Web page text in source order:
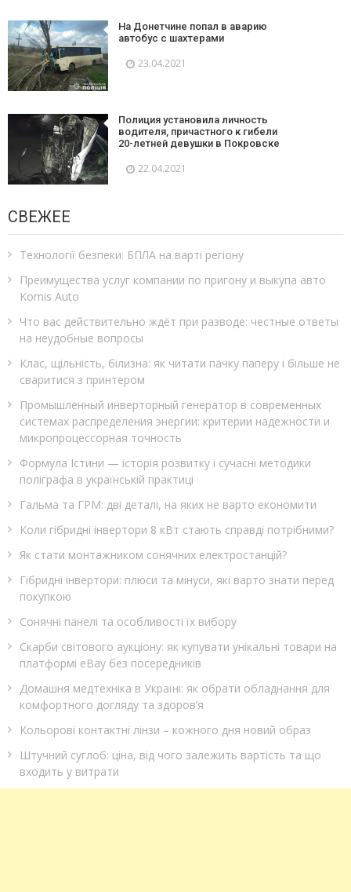
На Донетчине попал в аварию
автобус с шахтерами
23.04.2021
Полиция установила личность
водителя, причастного к гибели
20-летней девушки в Покровске
22.04.2021
СВЕЖЕЕ
Технології безпеки: БПЛА на варті регіону
Преимущества услуг компании по пригону и выкупа авто
Komis Auto
Что вас действительно ждёт при разводе: честные ответы
на неудобные вопросы
Клас, щільність, білизна: як читати пачку паперу і більше не
сваритися з принтером
Промышленный инверторный генератор в современных
системах распределения энергии: критерии надежности и
микропроцессорная точность
Формула Істини — історія розвитку і сучасні методики
поліграфа в українській практиці
Гальма та ГРМ: дві деталі, на яких не варто економити
Коли гібридні інвертори 8 кВт стають справді потрібними?
Як стати монтажником сонячних електростанцій?
Гібридні інвертори: плюси та мінуси, які варто знати перед
покупкою
Сонячні панелі та особливості їх вибору
Скарби світового аукціону: як купувати унікальні товари на
платформі eBay без посередників
Домашня медтехніка в Україні: як обрати обладнання для
комфортного догляду та здоров’я
Кольорові контактні лінзи – кожного дня новий образ
Штучний суглоб: ціна, від чого залежить вартість та що
входить у витрати